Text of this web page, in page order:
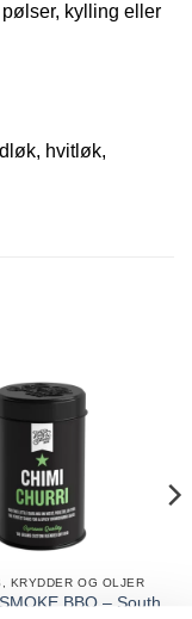
kylling eller
hvitløk,
KRYDDER OG OLJER
BBQ – South